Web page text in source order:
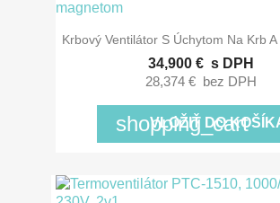
Krbový Ventilátor S Úchytom Na Krb
34,900 € s DPH
28,374 € bez DPH
shopping_cart
VLOŽIŤ DO